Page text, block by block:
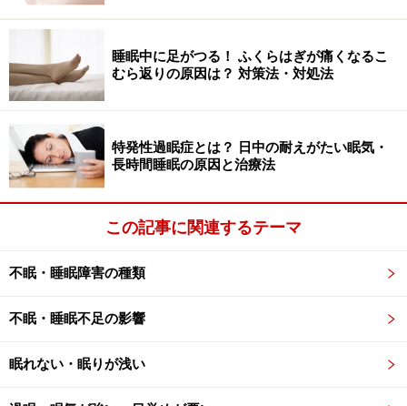
睡眠中に足がつる！ ふくらはぎが痛くなるこ
むら返りの原因は？ 対策法・対処法
特発性過眠症とは？ 日中の耐えがたい眠気・
長時間睡眠の原因と治療法
この記事に関連するテーマ
不眠・睡眠障害の種類
不眠・睡眠不足の影響
眠れない・眠りが浅い